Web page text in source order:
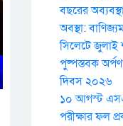
বছরের
অবস্থা:
সিলেটে জুলাই
পুষ্পস্তবক
দিবস ২০২৬
১০ আগস্ট
পরীক্ষার ফল